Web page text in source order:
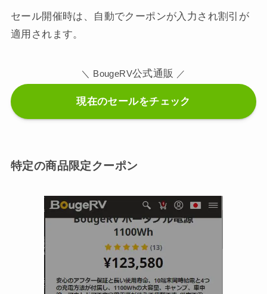
セール開催時は、自動でクーポンが入力され割引が
適用されます。
＼ BougeRV公式通販 ／
現在のセールをチェック
特定の商品限定クーポン